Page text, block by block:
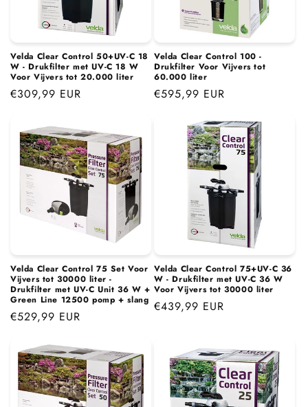
e
:
Velda Clear Control 50+UV-C 18
W - Drukfilter met UV-C 18 W
Voor Vijvers tot 20.000 liter
Normale
€309,99 EUR
Velda Clear Control 100 -
Drukfilter Voor Vijvers tot
60.000 liter
Normale
€595,99 EUR
Velda Clear Control 75 Set Voor
Vijvers tot 30000 liter -
Drukfilter met UV-C Unit 36 W +
Green Line 12500 pomp + slang
Normale
€529,99 EUR
Velda Clear Control 75+UV-C 36
W - Drukfilter met UV-C 36 W
Voor Vijvers tot 30000 liter
Normale
€439,99 EUR